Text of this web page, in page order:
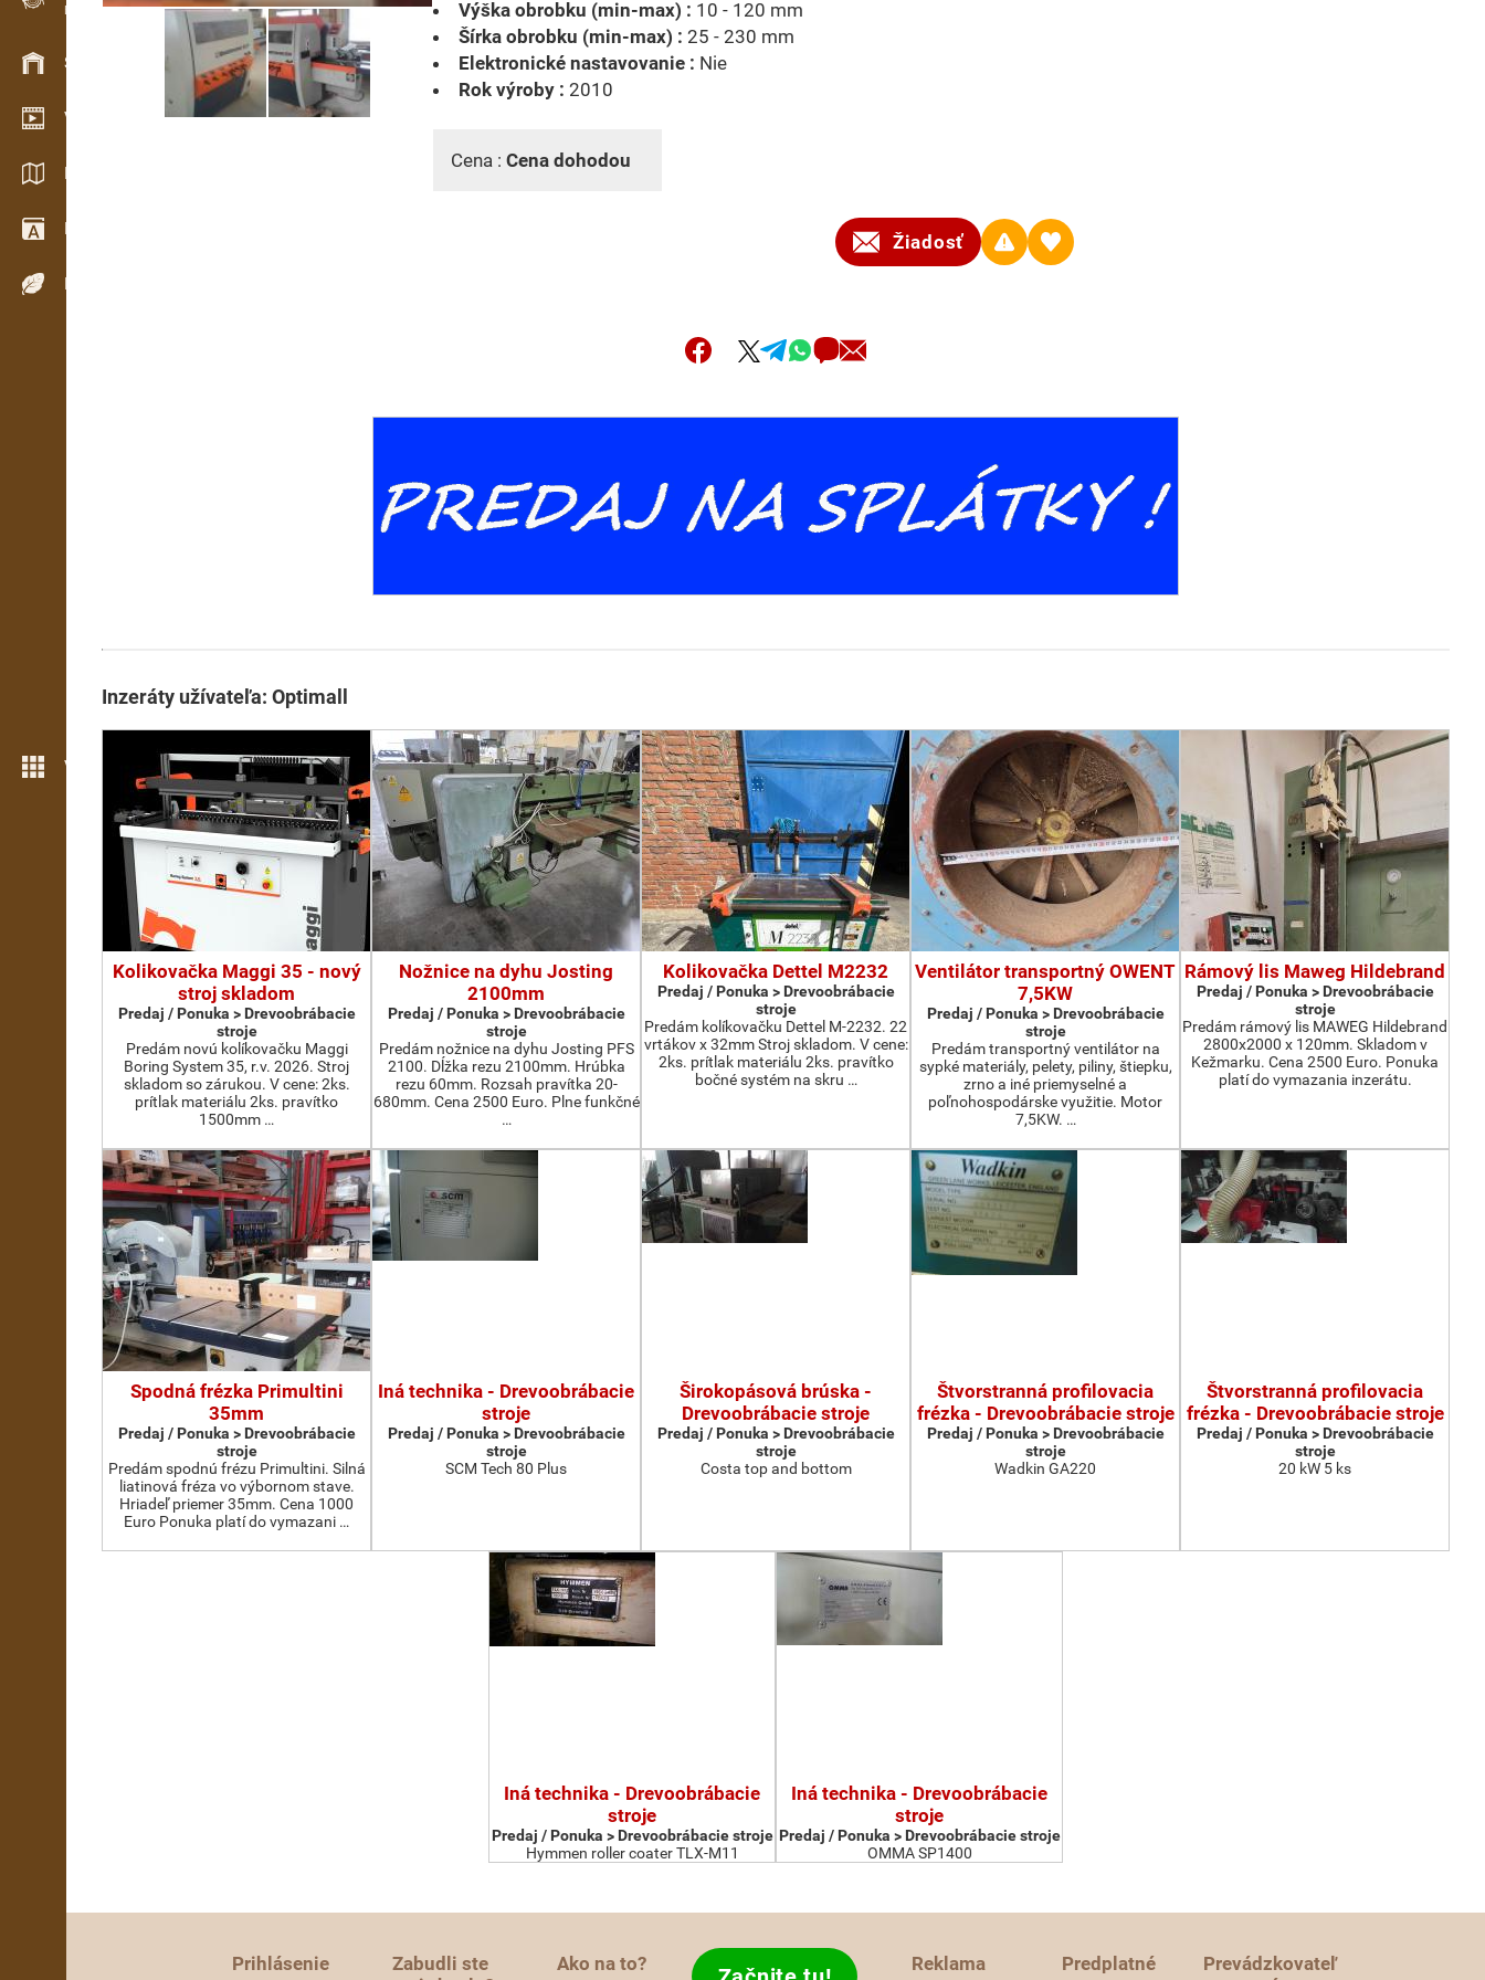
Evidencia dreva v teréne
Skladové hospodárstvo
Video showroom
Katalógy / Brožúry
Drevársky slovník
Dreviny
Viac možností
Výška obrobku (min-max) : 10 - 120 mm
Šírka obrobku (min-max) : 25 - 230 mm
Elektronické nastavovanie : Nie
Rok výroby : 2010
Cena : Cena dohodou
Žiadosť
Inzeráty užívateľa: Optimall
Kolikovačka Maggi 35 - nový
stroj skladom
Predaj / Ponuka > Drevoobrábacie
stroje
Predám novú kolíkovačku Maggi
Boring System 35, r.v. 2026. Stroj
skladom so zárukou. V cene: 2ks.
prítlak materiálu 2ks. pravítko
1500mm …
Nožnice na dyhu Josting
2100mm
Predaj / Ponuka > Drevoobrábacie
stroje
Predám nožnice na dyhu Josting PFS
2100. Dĺžka rezu 2100mm. Hrúbka
rezu 60mm. Rozsah pravítka 20-
680mm. Cena 2500 Euro. Plne funkčné
…
Kolikovačka Dettel M2232
Predaj / Ponuka > Drevoobrábacie
stroje
Predám kolíkovačku Dettel M-2232. 22
vrtákov x 32mm Stroj skladom. V cene:
2ks. prítlak materiálu 2ks. pravítko
bočné systém na skru …
Ventilátor transportný OWENT
7,5KW
Predaj / Ponuka > Drevoobrábacie
stroje
Predám transportný ventilátor na
sypké materiály, pelety, piliny, štiepku,
zrno a iné priemyselné a
poľnohospodárske využitie. Motor
7,5KW. …
Rámový lis Maweg Hildebrand
Predaj / Ponuka > Drevoobrábacie
stroje
Predám rámový lis MAWEG Hildebrand
2800x2000 x 120mm. Skladom v
Kežmarku. Cena 2500 Euro. Ponuka
platí do vymazania inzerátu.
Spodná frézka Primultini
35mm
Predaj / Ponuka > Drevoobrábacie
stroje
Predám spodnú frézu Primultini. Silná
liatinová fréza vo výbornom stave.
Hriadeľ priemer 35mm. Cena 1000
Euro Ponuka platí do vymazani …
Iná technika - Drevoobrábacie
stroje
Predaj / Ponuka > Drevoobrábacie
stroje
SCM Tech 80 Plus
Širokopásová brúska -
Drevoobrábacie stroje
Predaj / Ponuka > Drevoobrábacie
stroje
Costa top and bottom
Štvorstranná profilovacia
frézka - Drevoobrábacie stroje
Predaj / Ponuka > Drevoobrábacie
stroje
Wadkin GA220
Štvorstranná profilovacia
frézka - Drevoobrábacie stroje
Predaj / Ponuka > Drevoobrábacie
stroje
20 kW 5 ks
Iná technika - Drevoobrábacie
stroje
Predaj / Ponuka > Drevoobrábacie stroje
Hymmen roller coater TLX-M11
Iná technika - Drevoobrábacie
stroje
Predaj / Ponuka > Drevoobrábacie stroje
OMMA SP1400
Prihlásenie
Zabudli ste
Ako na to? Reklama Predplatné
Prevádzkovateľ